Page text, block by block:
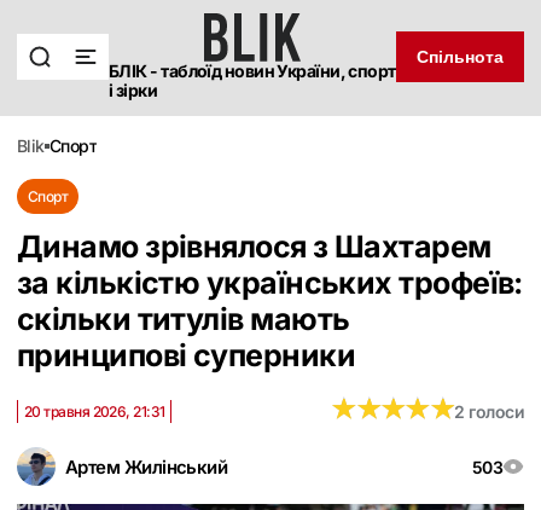
БЛІК - таблоїд новин України, спорт
і зірки
Спільнота
blik спорт
Спорт
Динамо зрівнялося з Шахтарем
за кількістю українських трофеїв:
скільки титулів мають
принципові суперники
Артем Жилінський 503
20 травня 2026, 21:31 ★★★★★
★★★★★2 голоси